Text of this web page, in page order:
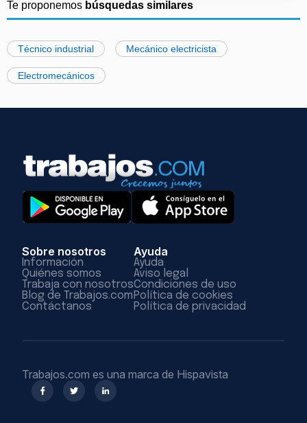
Te proponemos búsquedas similares
Técnico industrial Mecánico electricista
Electromecánicos
Sobre nosotros
Información
Quiénes somos
Trabaja con nosotros
Blog de Trabajos.com
Contáctanos
Ayuda
Ayuda
Aviso legal
Condiciones de uso
Política de cookies
Política de privacidad
Trabajos.com es una marca de Hispavista